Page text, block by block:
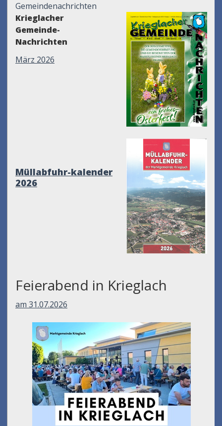
Gemeindenachrichten
Krieglacher
Gemeinde-
Nachrichten
März 2026
Müllabfuhr-kalender
2026
Feierabend in Krieglach
am 31.07.2026